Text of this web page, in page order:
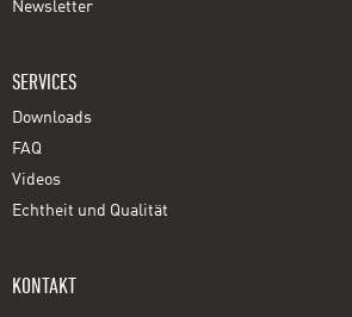
Newsletter
SERVICES
Downloads
FAQ
Videos
Echtheit und Qualität
KONTAKT